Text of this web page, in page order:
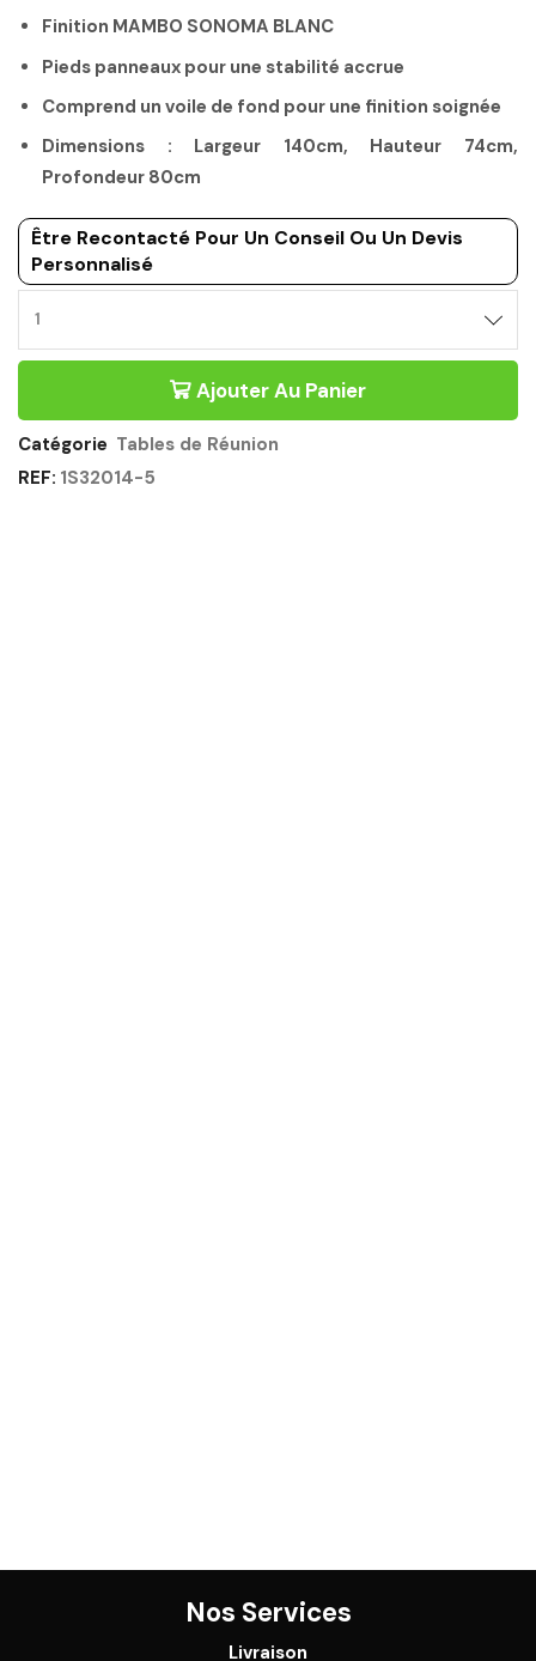
Finition MAMBO SONOMA BLANC
Pieds panneaux pour une stabilité accrue
Comprend un voile de fond pour une finition soignée
Dimensions : Largeur 140cm, Hauteur 74cm,
Profondeur 80cm
Être Recontacté Pour Un Conseil Ou Un Devis
Personnalisé
DE
140CM
BLANC
Ajouter Au Panier
Catégorie Tables de Réunion
REF: 1S32014-5
Nos Services
Livraison